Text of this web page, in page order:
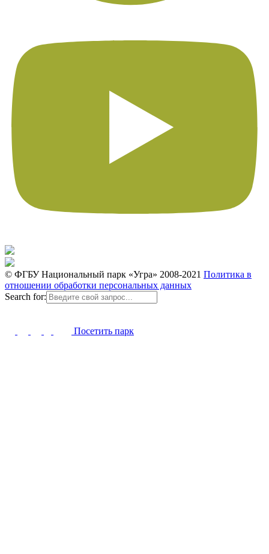
© ФГБУ Национальный парк «Угра» 2008-2021 Политика в
отношении обработки персональных данных
Search for:
Посетить парк